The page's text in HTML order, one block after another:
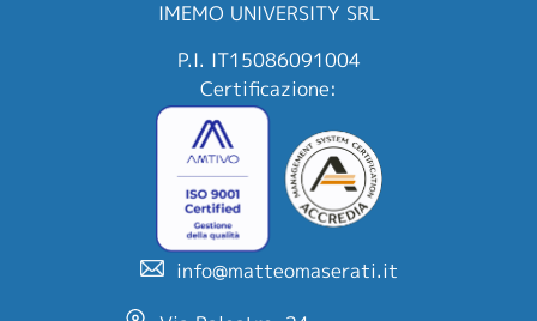
IMEMO UNIVERSITY SRL
P.I. IT15086091004
info@matteomaserati.it
Certificazione: